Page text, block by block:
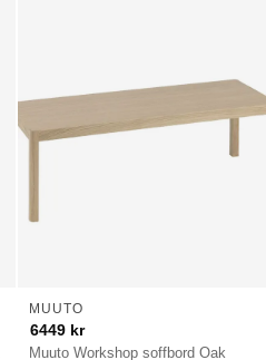
Muuto Workshop soffbord Oak
MUUTO
6449 kr